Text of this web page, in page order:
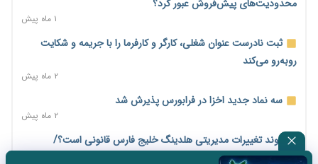
ترمیم مزد در راه است؟ تأکید بر افزایش مزد پایه و شفافیت سبد
وام بدون رتبه اعتباری؛ صندوق کارآفرینی امید از حمایت متفاوت
خود می‌گوید
۱ روز پیش
محدودیت‌های پیش‌فروش عبور کرد؟
۱ ماه پیش
ثبت نادرست عنوان شغلی، کارگر و کارفرما را با جریمه و شکایت
روبه‌رو می‌کند
۲ ماه پیش
سه نماد جدید اخزا در فرابورس پذیرش شد
۲ ماه پیش
روند تغییرات مدیریتی هلدینگ خلیج فارس قانونی است؟/
روایت‌های متناقض و نگرانی سهامداران